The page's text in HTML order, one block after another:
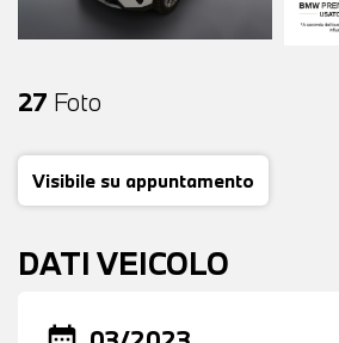
27 Foto
Visibile su appuntamento
DATI VEICOLO